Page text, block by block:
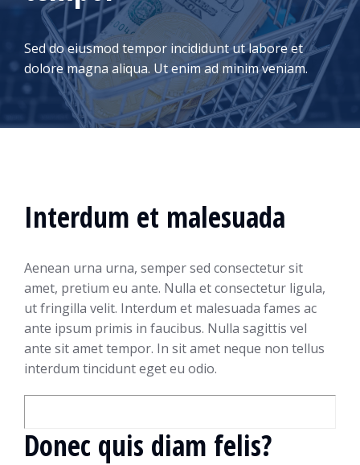
Sed do eiusmod tempor incididunt ut labore et
dolore magna aliqua. Ut enim ad minim veniam.
Interdum et malesuada
Aenean urna urna, semper sed consectetur sit
amet, pretium eu ante. Nulla et consectetur ligula,
ut fringilla velit. Interdum et malesuada fames ac
ante ipsum primis in faucibus. Nulla sagittis vel
ante sit amet tempor. In sit amet neque non tellus
interdum tincidunt eget eu odio.
Donec quis diam felis?